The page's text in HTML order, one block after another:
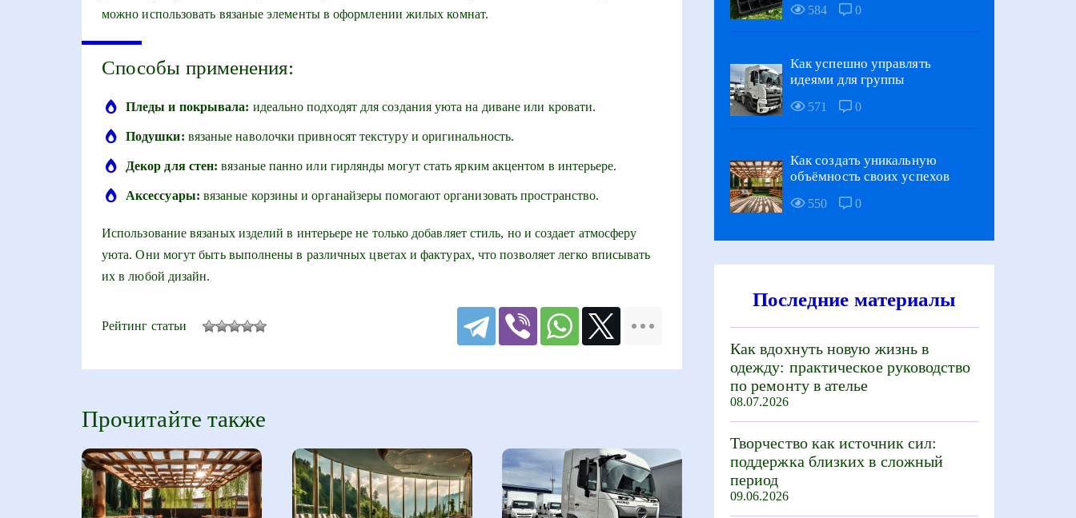
можно использовать вязаные элементы в оформлении жилых комнат.
Способы применения:
Пледы и покрывала: идеально подходят для создания уюта на диване или кровати.
Подушки: вязаные наволочки привносят текстуру и оригинальность.
Декор для стен: вязаные панно или гирлянды могут стать ярким акцентом в интерьере.
Аксессуары: вязаные корзины и органайзеры помогают организовать пространство.
Использование вязаных изделий в интерьере не только добавляет стиль, но и создает атмосферу
уюта. Они могут быть выполнены в различных цветах и фактурах, что позволяет легко вписывать
их в любой дизайн.
Рейтинг статьи
Прочитайте также
584 0
Как успешно управлять
идеями для группы
571 0
Как создать уникальную
объёмность своих успехов
550 0
Последние материалы
Как вдохнуть новую жизнь в
одежду: практическое руководство
по ремонту в ателье
08.07.2026
Творчество как источник сил:
поддержка близких в сложный
период
09.06.2026